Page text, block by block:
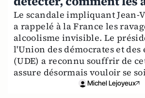
Le scandale impliquant Jean-
a rappelé à la France les
alcoolisme invisible. Le
l'Union des démocrates et des
(UDE) a reconnu souffrir de
assure désormais vouloir se
Michel Lejoyeux